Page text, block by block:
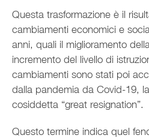
Questa trasformazione è il
cambiamenti economici e
anni, quali il miglioramento
incremento del livello di
cambiamenti sono stati poi
dalla pandemia da Covid-19,
cosiddetta “great resignation”.
Questo termine indica quel